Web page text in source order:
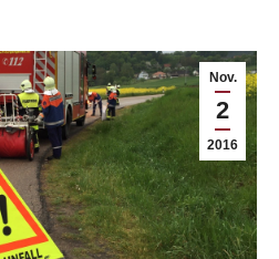
Nov.
2
2016